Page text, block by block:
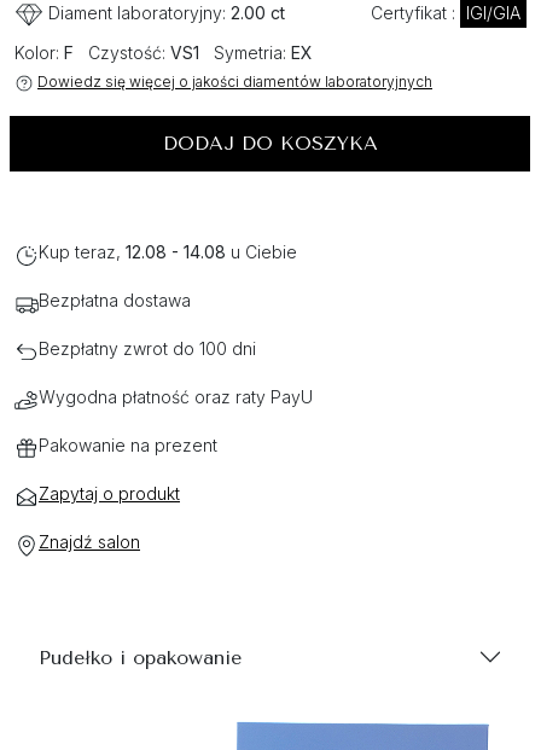
Diament laboratoryjny: 2.00 ct Certyfikat :
IGI/GIA
Kolor: F Czystość: VS1 Symetria: EX
Dowiedz się więcej o jakości diamentów laboratoryjnych
DODAJ DO KOSZYKA
Kup teraz, 12.08 - 14.08 u Ciebie
Bezpłatna dostawa
Bezpłatny zwrot do 100 dni
Wygodna płatność oraz raty PayU
Pakowanie na prezent
Zapytaj o produkt
Znajdź salon
Pudełko i opakowanie